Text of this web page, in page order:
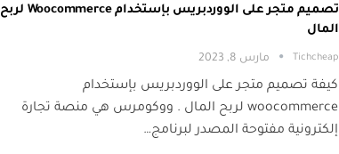
تصميم متجر على الووردبريس بإستخدام Woocommerce لربح
المال
Tichcheap مارس 8, 2023
كيفة تصميم متجر على الووردبريس بإستخدام
woocommerce لربح المال . ووكومرس هي منصة تجارة
إلكترونية مفتوحة المصدر لبرنامج…